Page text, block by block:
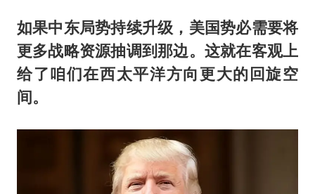
如果中东局势持续升级，美国势必需要将
更多战略资源抽调到那边。这就在客观上
给了咱们在西太平洋方向更大的回旋空
间。